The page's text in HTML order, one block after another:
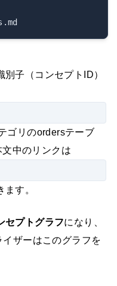
子（コンセプトID）
ゴリのordersテーブ
中のリンクは
す。
セプトグラフになり、
ザーはこのグラフを